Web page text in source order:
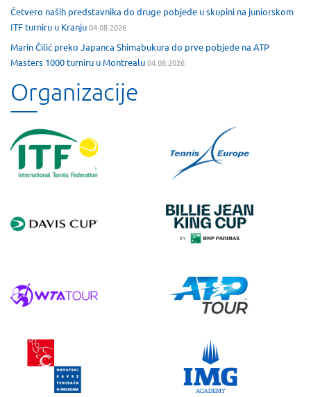
Četvero naših predstavnika do druge pobjede u skupini na juniorskom
ITF turniru u Kranju04.08.2026
Marin Čilić preko Japanca Shimabukura do prve pobjede na ATP
Masters 1000 turniru u Montrealu04.08.2026
Organizacije